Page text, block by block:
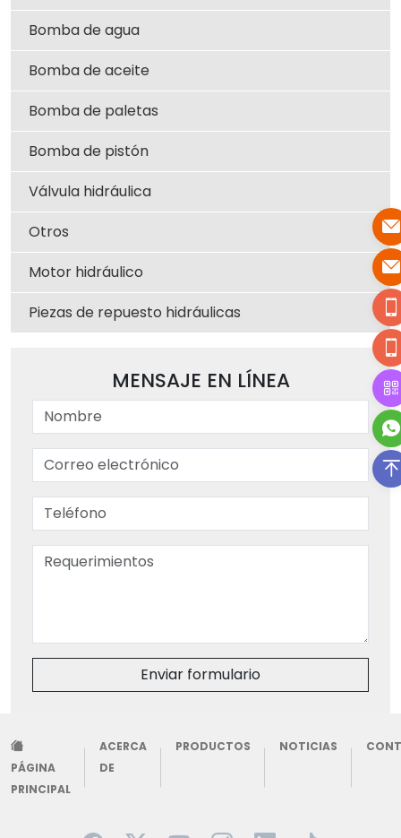
Bomba de agua
Bomba de aceite
Bomba de paletas
Bomba de pistón
Válvula hidráulica
Otros
Motor hidráulico
Piezas de repuesto hidráulicas
MENSAJE EN LÍNEA
Enviar formulario
PÁGINA
PRINCIPAL
ACERCA
DE
PRODUCTOS NOTICIAS